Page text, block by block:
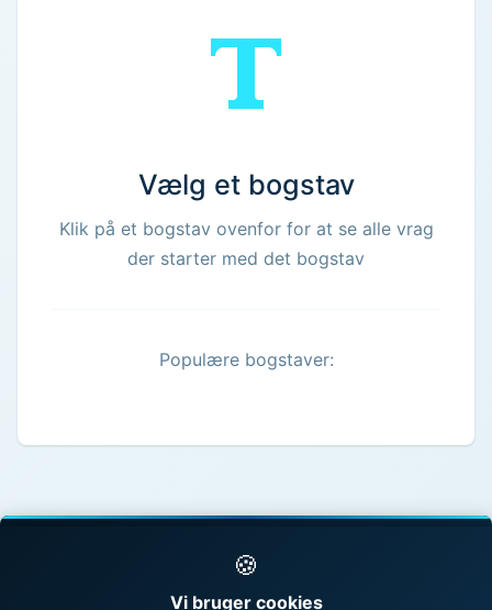
Vælg et bogstav
Klik på et bogstav ovenfor for at se alle vrag
der starter med det bogstav
Populære bogstaver:
© 1998 - 2026 Vragguiden - Danmarks største
🍪
Vi bruger cookies